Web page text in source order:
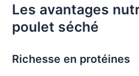
Les avantages
poulet séché
Richesse en protéines